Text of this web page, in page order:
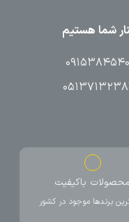
محصولات باکیفیت
برندها موجود در کشور